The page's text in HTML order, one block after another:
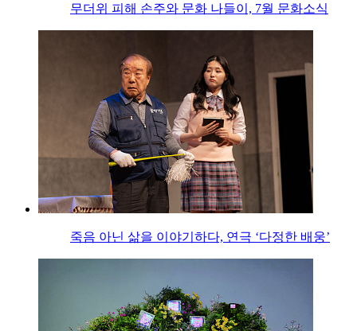
무더위 피해 손주와 문화 나들이, 7월 문화소식
죽음 아닌 삶을 이야기하다, 연극 ‘다정한 배웅’